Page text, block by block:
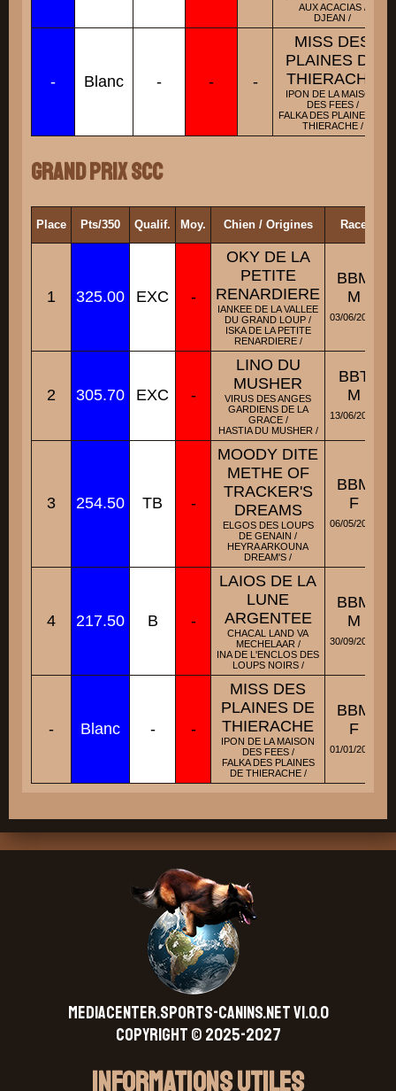
AUX ACACIAS /
DJEAN /
- Blanc - - -
MISS DES
PLAINES DE
THIERACHE
IPON DE LA MAISON
DES FEES /
FALKA DES PLAINES DE
THIERACHE /
Grand Prix SCC
Place Pts/350 Qualif. Moy. Chien / Origines Race
1 325.00 EXC -
OKY DE LA
PETITE
RENARDIERE
IANKEE DE LA VALLEE
DU GRAND LOUP /
ISKA DE LA PETITE
RENARDIERE /
BBM
M
03/06/2018
2 305.70 EXC -
LINO DU
MUSHER
VIRUS DES ANGES
GARDIENS DE LA
GRACE /
HASTIA DU MUSHER /
BBT
M
13/06/2015
3 254.50 TB -
MOODY DITE
METHE OF
TRACKER'S
DREAMS
ELGOS DES LOUPS
DE GENAIN /
HEYRA ARKOUNA
DREAM'S /
BBM
F
06/05/2016
4 217.50 B -
LAIOS DE LA
LUNE
ARGENTEE
CHACAL LAND VA
MECHELAAR /
INA DE L'ENCLOS DES
LOUPS NOIRS /
BBM
M
30/09/2015
- Blanc - -
MISS DES
PLAINES DE
THIERACHE
IPON DE LA MAISON
DES FEES /
FALKA DES PLAINES
DE THIERACHE /
BBM
F
01/01/2016
MEDIACENTER.SPORTS-CANINS.NET V1.0.0
Copyright © 2025-2027
Informations Utiles